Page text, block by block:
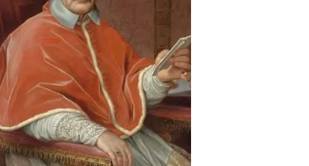
Вас Стильной, Но И Притянут Деньги И Удачу